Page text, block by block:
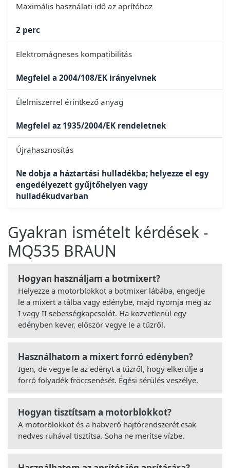
Maximális használati idő az aprítóhoz
2 perc
Elektromágneses kompatibilitás
Megfelel a 2004/108/EK irányelvnek
Élelmiszerrel érintkező anyag
Megfelel az 1935/2004/EK rendeletnek
Újrahasznosítás
Ne dobja a háztartási hulladékba; helyezze el egy
engedélyezett gyűjtőhelyen vagy
hulladékudvarban
Gyakran ismételt kérdések -
MQ535 BRAUN
Hogyan használjam a botmixert?
Helyezze a motorblokkot a botmixer lábába, engedje
le a mixert a tálba vagy edénybe, majd nyomja meg az
I vagy II sebességkapcsolót. Ha közvetlenül egy
edényben kever, először vegye le a tűzről.
Használhatom a mixert forró edényben?
Igen, de vegye le az edényt a tűzről, hogy elkerülje a
forró folyadék fröccsenését. Égési sérülés veszélye.
Hogyan tisztítsam a motorblokkot?
A motorblokkot és a habverő hajtórendszerét csak
nedves ruhával tisztítsa. Soha ne merítse vízbe.